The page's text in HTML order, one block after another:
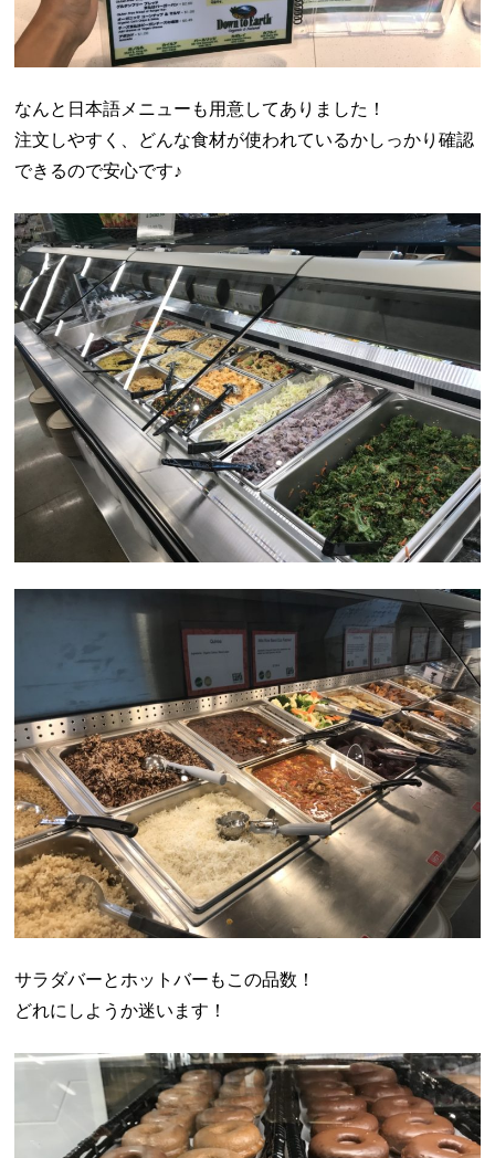
なんと日本語メニューも用意してありました！
注文しやすく、どんな食材が使われているかしっかり確認
できるので安心です♪
サラダバーとホットバーもこの品数！
どれにしようか迷います！